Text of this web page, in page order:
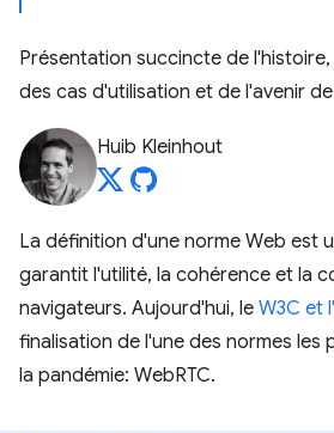
Présentation succincte de
des cas d'utilisation et de l'avenir de
Huib Kleinhout
La définition d'une norme Web est
garantit l'utilité, la cohérence et la
navigateurs. Aujourd'hui, le W3C et
finalisation de l'une des normes les
la pandémie: WebRTC.